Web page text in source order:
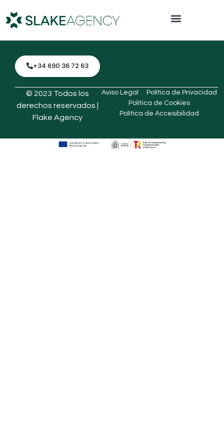
+34 690 36 72 63
© 2023 Todos los
derechos reservados |
Flake Agency
Aviso Legal
Política de Privacidad
Política de Cookies
Política de Accesibilidad